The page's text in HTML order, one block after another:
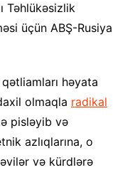
Təhlükəsizlik
üçün ABŞ-Rusiya
həyata
olmaqla radikal
pisləyib və
azlıqlarına, o
və kürdlərə